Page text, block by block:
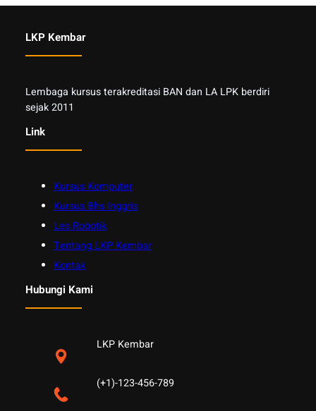
LKP Kembar
Lembaga kursus terakreditasi BAN dan LA LPK berdiri
sejak 2011
Link
Kursus Komputer
Kursus Bhs Inggris
Les Robotik
Tentang LKP Kembar
Kontak
Hubungi Kami
LKP Kembar
(+1)-123-456-789